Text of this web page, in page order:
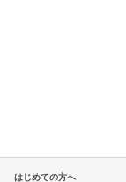
はじめての方へ